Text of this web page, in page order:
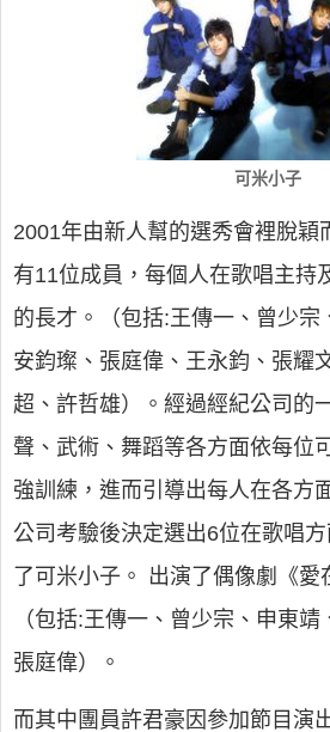
可米小子
2001年由新人幫的選秀會裡脫穎
有11位成員，每個人在歌唱主持
的長才。（包括:王傳一、曾少宗
安鈞璨、張庭偉、王永鈞、張耀
超、許哲雄）。經過經紀公司的
聲、武術、舞蹈等各方面依每位
強訓練，進而引導出每人在各方
公司考驗後決定選出6位在歌唱
了可米小子。 出演了偶像劇《愛
（包括:王傳一、曾少宗、申東靖
張庭偉）。
而其中團員許君豪因參加節目演